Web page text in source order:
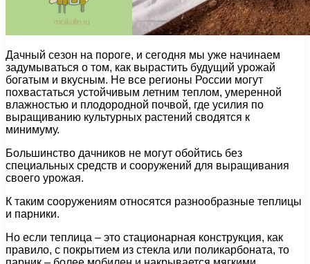
Дачный сезон на пороге, и сегодня мы уже начинаем
задумываться о том, как вырастить будущий урожай
богатым и вкусным. Не все регионы России могут
похвастаться устойчивым летним теплом, умеренной
влажностью и плодородной почвой, где усилия по
выращиванию культурных растений сводятся к
минимуму.
Большинство дачников не могут обойтись без
специальных средств и сооружений для выращивания
своего урожая.
К таким сооружениям относятся разнообразные теплицы
и парники.
Но если теплица – это стационарная конструкция, как
правило, с покрытием из стекла или поликарбоната, то